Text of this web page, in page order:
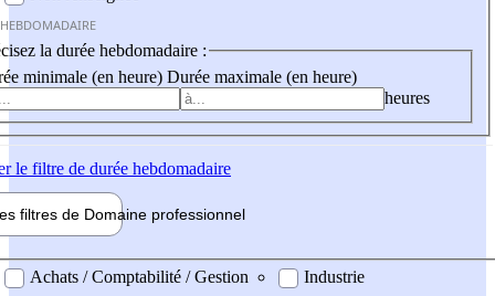
la durée hebdomadaire :
minimale (en heure) Durée maximale (en heure)
heures
le filtre de durée hebdomadaire
filtres de Domaine professionnel
professionel
Achats / Comptabilité / Gestion
Industrie